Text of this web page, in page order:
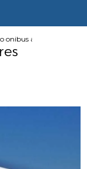
para excursao
onibus aluguel valores